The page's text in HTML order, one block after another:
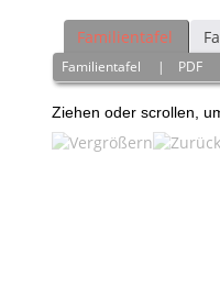
Familientafel
Familientafel | PDF
Ziehen oder scrollen,